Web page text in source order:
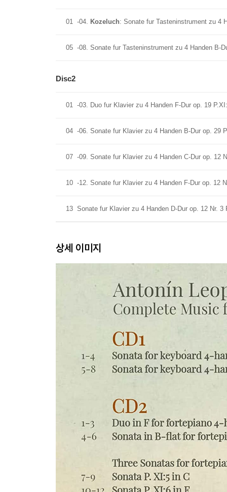
01 -04. Kozeluch: Sonate fur Tasteninstrument zu 4
05 -08. Sonate fur Tasteninstrument zu 4 Handen B-
Disc2
01 -03. Duo fur Klavier zu 4 Handen F-Dur op. 19
04 -06. Sonate fur Klavier zu 4 Handen B-Dur op. 29
07 -09. Sonate fur Klavier zu 4 Handen C-Dur op. 12
10 -12. Sonate fur Klavier zu 4 Handen F-Dur op. 12
13 Sonate fur Klavier zu 4 Handen D-Dur op. 12 Nr. 3
상세 이미지